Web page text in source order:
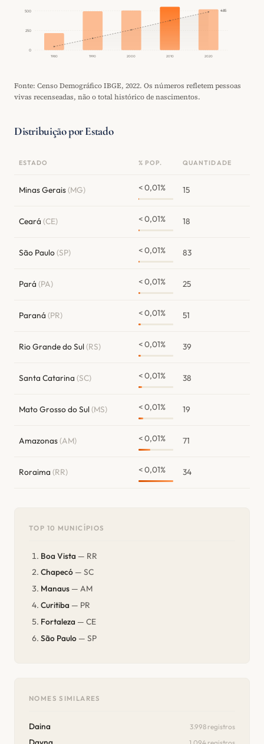
0
250
500
1980 1990 2000 2010 2020
485
Fonte: Censo Demográfico IBGE, 2022. Os números refletem pessoas
vivas recenseadas, não o total histórico de nascimentos.
Distribuição por Estado
ESTADO % POP. QUANTIDADE
Minas Gerais(MG) < 0,01% 15
Ceará (CE) < 0,01% 18
São Paulo(SP) < 0,01% 83
Pará (PA) < 0,01% 25
Paraná (PR) < 0,01% 51
Rio Grande do Sul(RS) < 0,01% 39
Santa Catarina (SC) < 0,01% 38
Mato Grosso do Sul(MS) < 0,01% 19
Amazonas(AM) < 0,01% 71
Roraima (RR) < 0,01% 34
TOP 10 MUNICÍPIOS
Boa Vista — RR
Chapecó — SC
Manaus — AM
Curitiba — PR
Fortaleza — CE
São Paulo — SP
NOMES SIMILARES
Daina 3.998 registros